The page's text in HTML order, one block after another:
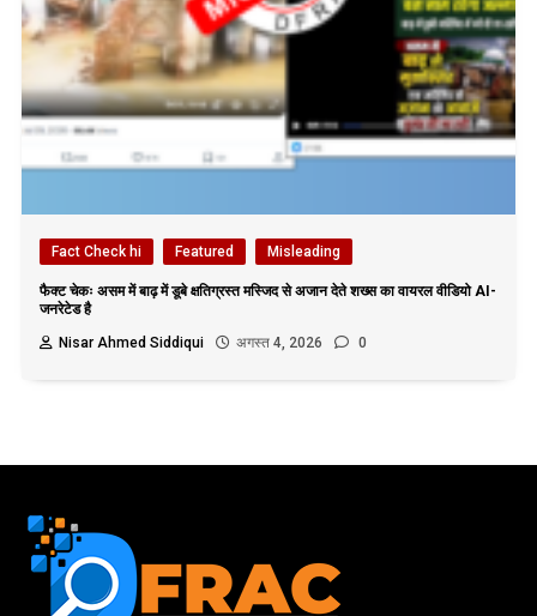
Fact Check hi Featured Misleading
फैक्ट चेकः असम में बाढ़ में डूबे क्षतिग्रस्त मस्जिद से अजान देते शख्स का वायरल वीडियो AI-
जनरेटेड है
Nisar Ahmed Siddiqui
अगस्त 4, 2026 0